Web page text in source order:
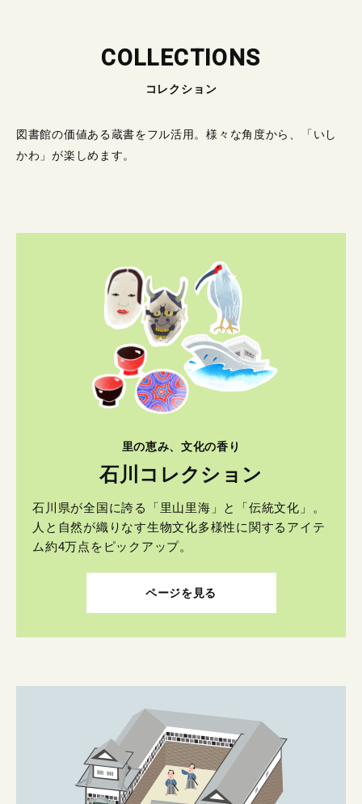
COLLECTIONS
コレクション
図書館の価値ある蔵書をフル活用。様々な角度から、「いし
かわ」が楽しめます。
里の恵み、文化の香り
石川コレクション
石川県が全国に誇る「里山里海」と「伝統文化」。
人と自然が織りなす生物文化多様性に関するアイテ
ム約4万点をピックアップ。
ページを見る